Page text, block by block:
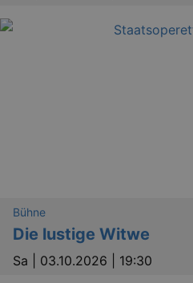
Bühne
Die lustige Witwe
Sa | 03.10.2026 | 19:30